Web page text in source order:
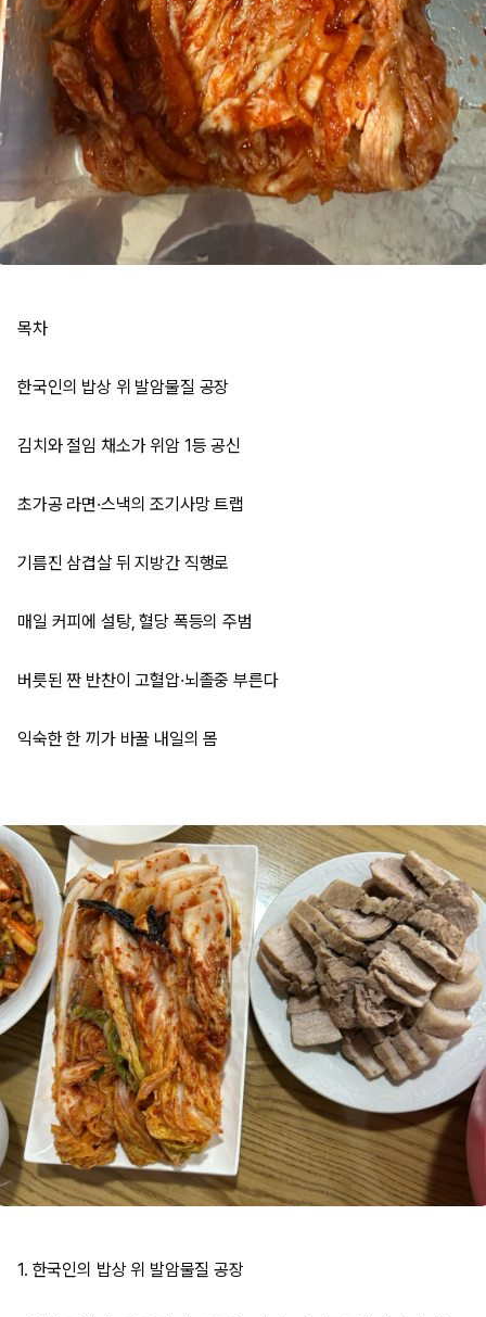
목차
한국인의 밥상 위 발암물질 공장
김치와 절임 채소가 위암 1등 공신
초가공 라면·스낵의 조기사망 트랩
기름진 삼겹살 뒤 지방간 직행로
매일 커피에 설탕, 혈당 폭등의 주범
버릇된 짠 반찬이 고혈압·뇌졸중 부른다
익숙한 한 끼가 바꿀 내일의 몸
1. 한국인의 밥상 위 발암물질 공장